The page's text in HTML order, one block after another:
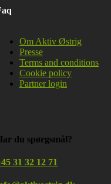
Om Aktiv Østrig
Presse
Terms and conditions
Cookie policy
Partner login
du spørgsmål?
31 32 12 71